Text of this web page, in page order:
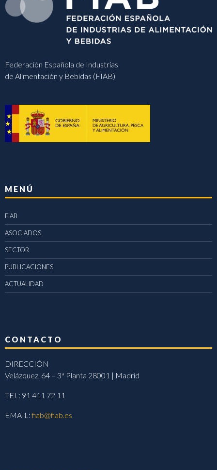
Federación Española de Industrias
de Alimentación y Bebidas (FIAB)
MENÚ
FIAB
ASOCIADOS
SECTOR
PUBLICACIONES
ACTUALIDAD
CONTACTO
DIRECCIÓN
Velázquez, 64 – 3ª Planta 28001 | Madrid
TEL: 91 411 72 11
EMAIL:fiab@fiab.es